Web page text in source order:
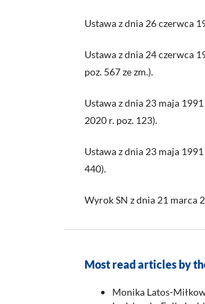
Ustawa z dnia 26 czerwca
Ustawa z dnia 24 czerwca
poz. 567 ze zm.).
Ustawa z dnia 23 maja
2020 r. poz. 123).
Ustawa z dnia 23 maja
440).
Wyrok SN z dnia 21 marca
Most read articles by
Monika Latos-